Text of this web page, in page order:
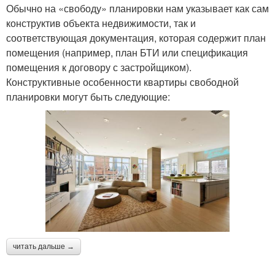
Обычно на «свободу» планировки нам указывает как сам
конструктив объекта недвижимости, так и
соответствующая документация, которая содержит план
помещения (например, план БТИ или спецификация
помещения к договору с застройщиком).
Конструктивные особенности квартиры свободной
планировки могут быть следующие:
читать дальше →